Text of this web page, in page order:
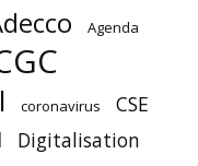
Agenda
coronavirus CSE
Digitalisation